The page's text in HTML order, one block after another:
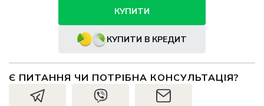
КУПИТИ
КУПИТИ В КРЕДИТ
Є ПИТАННЯ ЧИ ПОТРІБНА КОНСУЛЬТАЦІЯ?